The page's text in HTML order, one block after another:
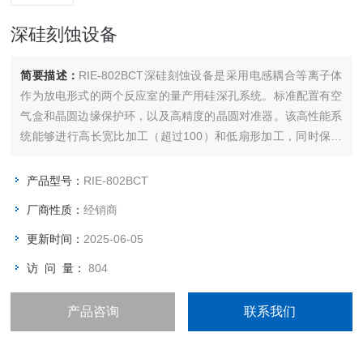
深硅刻蚀设备
简要描述： RIE-802BCT深硅刻蚀设备是采用电感耦合等离子体
作为放电形式的两个反应室的量产用硅深孔系统。标准配置有空
气盒和晶圆边缘保护环，以及高精度的晶圆对准器。该高性能系
统能够进行高长宽比加工（超过100）和低扇形加工，同时保持
产品型号： RIE-802BCT
厂商性质：经销商
更新时间： 2025-06-05
访 问 量：804
产品咨询 联系我们